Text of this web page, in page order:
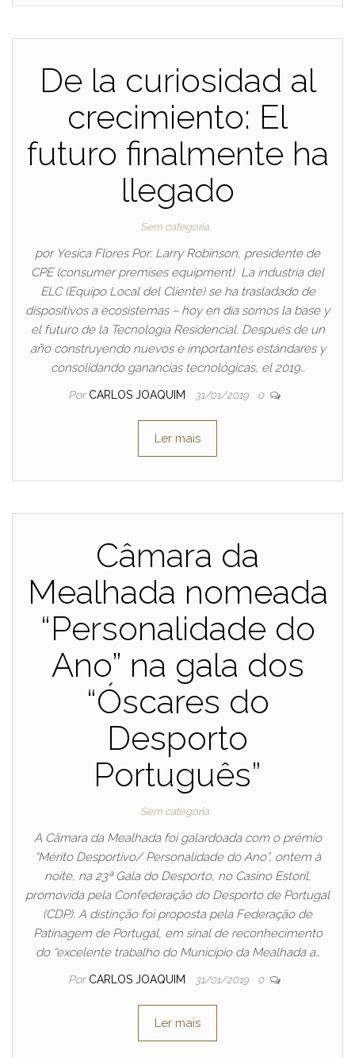
De la curiosidad al
crecimiento: El
futuro finalmente ha
llegado
Sem categoria
por Yesica Flores Por: Larry Robinson, presidente de
CPE (consumer premises equipment) La industria del
ELC (Equipo Local del Cliente) se ha trasladado de
dispositivos a ecosistemas – hoy en día somos la base y
el futuro de la Tecnología Residencial. Después de un
año construyendo nuevos e importantes estándares y
consolidando ganancias tecnológicas, el 2019…
Por CARLOS JOAQUIM 31/01/2019 0
Ler mais
Câmara da
Mealhada nomeada
“Personalidade do
Ano” na gala dos
“Óscares do
Desporto
Português”
Sem categoria
A Câmara da Mealhada foi galardoada com o prémio
“Mérito Desportivo/ Personalidade do Ano”, ontem à
noite, na 23ª Gala do Desporto, no Casino Estoril,
promovida pela Confederação do Desporto de Portugal
(CDP). A distinção foi proposta pela Federação de
Patinagem de Portugal, em sinal de reconhecimento
do “excelente trabalho do Município da Mealhada a…
Por CARLOS JOAQUIM 31/01/2019 0
Ler mais